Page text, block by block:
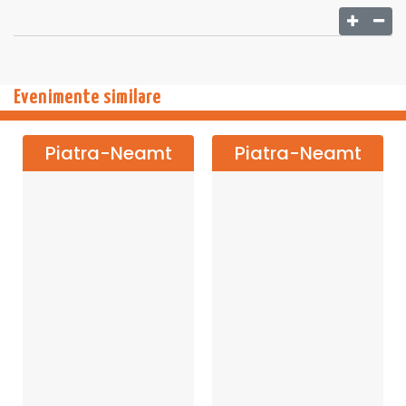
„Uau! Un spectacol puternic care te ajută să înțelegi
realitatea în care trăim. Dar fără să te sperie. Dimpotrivă.
Prinzi curaj." (Răzvan P., București).
Distribuția:
Evenimente similare
Piatra-Neamt Piatra-Neamt